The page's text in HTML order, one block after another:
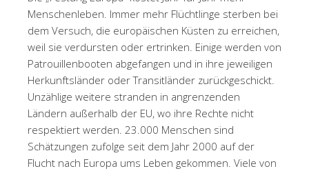
Menschenleben. Immer mehr Flüchtlinge sterben bei
dem Versuch, die europäischen Küsten zu erreichen,
weil sie verdursten oder ertrinken. Einige werden von
Patrouillenbooten abgefangen und in ihre jeweiligen
Herkunftsländer oder Transitländer zurückgeschickt.
Unzählige weitere stranden in angrenzenden
Ländern außerhalb der EU, wo ihre Rechte nicht
respektiert werden. 23.000 Menschen sind
Schätzungen zufolge seit dem Jahr 2000 auf der
Flucht nach Europa ums Leben gekommen. Viele von